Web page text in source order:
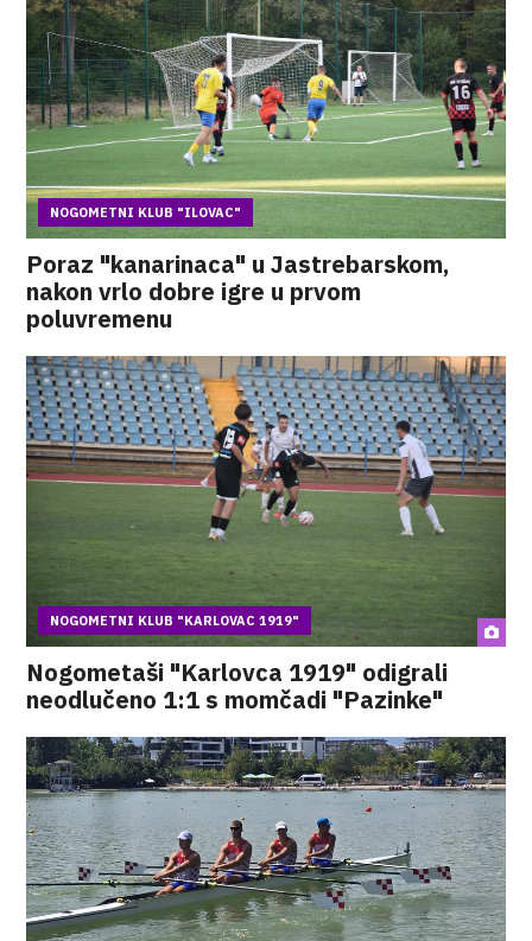
NOGOMETNI KLUB "ILOVAC"
Poraz "kanarinaca" u Jastrebarskom,
nakon vrlo dobre igre u prvom
poluvremenu
NOGOMETNI KLUB "KARLOVAC 1919"
Nogometaši "Karlovca 1919" odigrali
neodlučeno 1:1 s momčadi "Pazinke"